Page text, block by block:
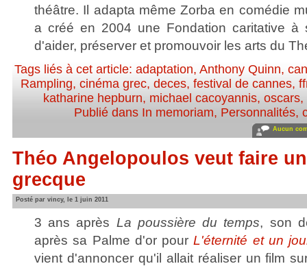
théâtre. Il adapta même Zorba en comédie
a créé en 2004 une Fondation caritative
d'aider, préserver et promouvoir les arts du
Tags liés à cet article: adaptation, Anthony Quinn,
Rampling, cinéma grec, deces, festival de cannes,
katharine hepburn, michael cacoyannis, oscars,
Publié dans In memoriam, Personnalités,
Aucun
Théo Angelopoulos veut faire
grecque
Posté par vincy, le 1 juin 2011
3 ans après La poussière du temps, son
après sa Palme d'or pourL'éternité et un
vient d'annoncer qu'il allait réaliser un film